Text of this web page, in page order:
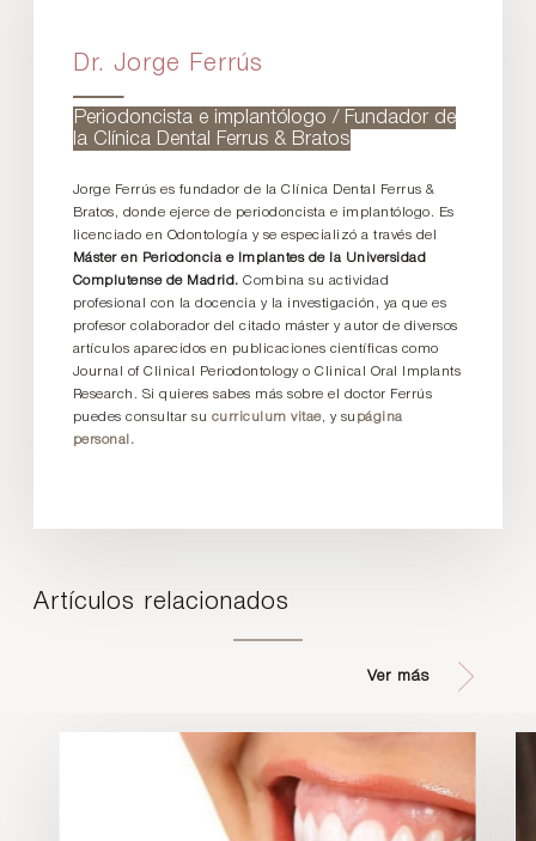
Dr. Jorge Ferrús
Periodoncista e implantólogo / Fundador de
la Clínica Dental Ferrus & Bratos
Jorge Ferrús es fundador de la Clínica Dental Ferrus &
Bratos, donde ejerce de periodoncista e implantólogo. Es
licenciado en Odontología y se especializó a través del
Máster en Periodoncia e Implantes de la Universidad
Complutense de Madrid. Combina su actividad
profesional con la docencia y la investigación, ya que es
profesor colaborador del citado máster y autor de diversos
artículos aparecidos en publicaciones científicas como
Journal of Clinical Periodontology o Clinical Oral Implants
Research. Si quieres sabes más sobre el doctor Ferrús
puedes consultar su curriculum vitae, y su página
personal.
Artículos relacionados
Ver más